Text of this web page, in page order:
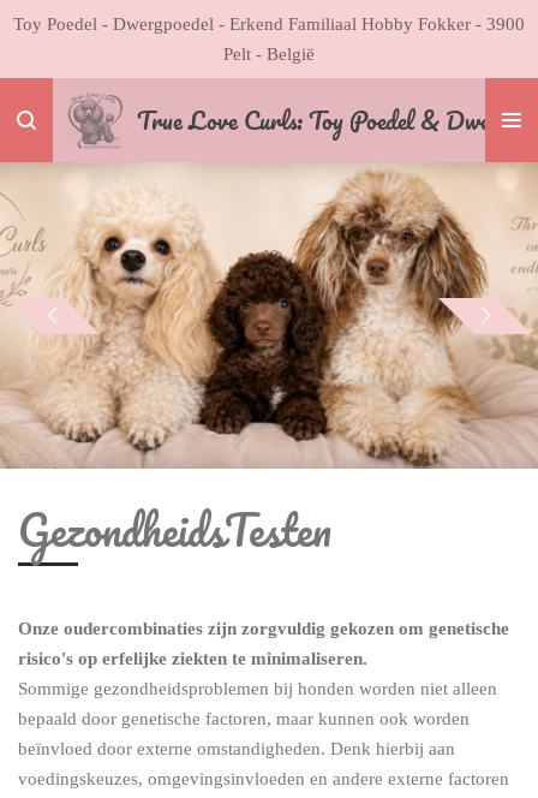
Ga
de
hoofdinhoud
True Love Curls: Toy Poedel &
Toy Poedel - Dwergpoedel - Erkend Familiaal Hobby Fokker - 3900
Pelt - België
GezondheidsTesten
Onze oudercombinaties zijn zorgvuldig gekozen om genetische
risico's op erfelijke ziekten te minimaliseren.
Sommige gezondheidsproblemen bij honden worden niet alleen
bepaald door genetische factoren, maar kunnen ook worden
beïnvloed door externe omstandigheden. Denk hierbij aan
voedingskeuzes, omgevingsinvloeden en andere externe factoren